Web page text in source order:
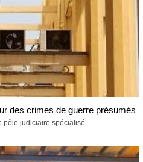
des crimes de guerre présumés
pôle judiciaire spécialisé